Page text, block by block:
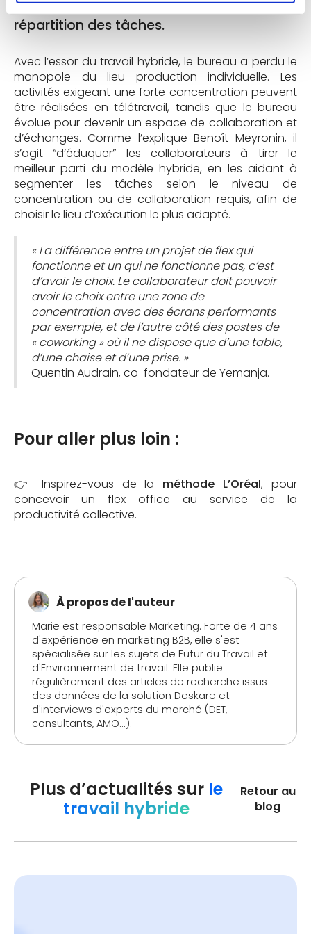
5. Sensibilisez les collaborateurs à la
répartition des tâches.
Avec l’essor du travail hybride, le bureau a perdu le
monopole du lieu production individuelle. Les
activités exigeant une forte concentration peuvent
être réalisées en télétravail, tandis que le bureau
évolue pour devenir un espace de collaboration et
d’échanges. Comme l’explique Benoît Meyronin, il
s’agit “d’éduquer” les collaborateurs à tirer le
meilleur parti du modèle hybride, en les aidant à
segmenter les tâches selon le niveau de
concentration ou de collaboration requis, afin de
choisir le lieu d’exécution le plus adapté.
« La différence entre un projet de flex qui
fonctionne et un qui ne fonctionne pas, c’est
d’avoir le choix. Le collaborateur doit pouvoir
avoir le choix entre une zone de
concentration avec des écrans performants
par exemple, et de l’autre côté des postes de
« coworking » où il ne dispose que d’une table,
d’une chaise et d’une prise. »
Quentin Audrain, co-fondateur de Yemanja.
Pour aller plus loin :
👉 Inspirez-vous de la méthode L’Oréal, pour
concevoir un flex office au service de la
productivité collective.
À propos de l'auteur
Marie est responsable Marketing. Forte de 4 ans
d'expérience en marketing B2B, elle s'est
spécialisée sur les sujets de Futur du Travail et
d'Environnement de travail. Elle publie
régulièrement des articles de recherche issus
des données de la solution Deskare et
d'interviews d'experts du marché (DET,
consultants, AMO...).
Plus d’actualités sur le
travail hybride
Retour au
blog